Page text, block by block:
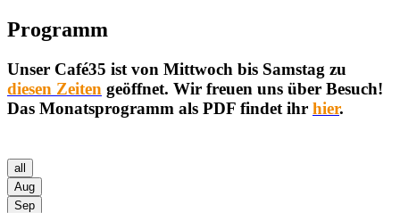
Programm
Unser Café35 ist von Mittwoch bis Samstag zu
diesen Zeiten geöffnet. Wir freuen uns über Besuch!
Das Monatsprogramm als PDF findet ihr hier.
all
Aug
Sep